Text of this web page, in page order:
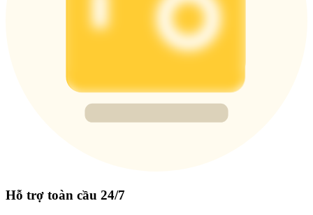
Hỗ trợ toàn cầu 24/7